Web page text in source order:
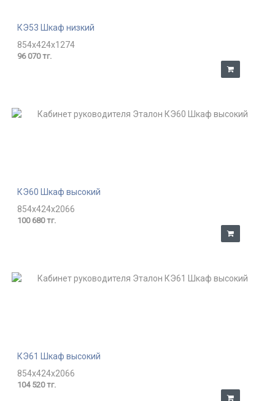
КЭ53 Шкаф низкий
854x424x1274
96 070 тг.
КЭ60 Шкаф высокий
854x424x2066
100 680 тг.
КЭ61 Шкаф высокий
854x424x2066
104 520 тг.